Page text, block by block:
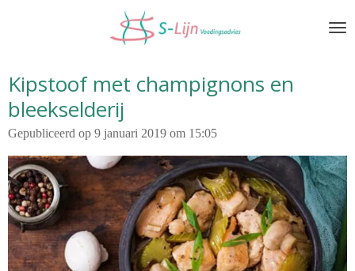
hoofdinhoud
Kipstoof met champignons en
bleekselderij
Gepubliceerd op 9 januari 2019 om 15:05